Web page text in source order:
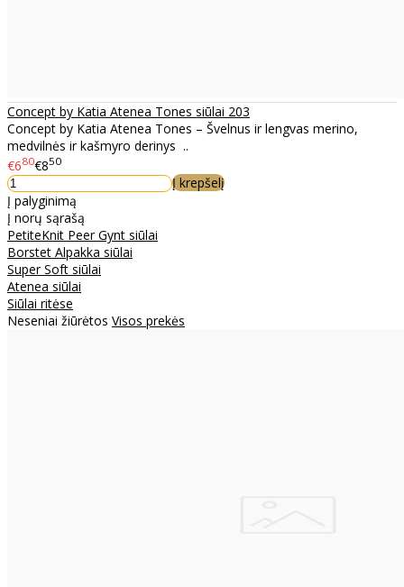
Concept by Katia Atenea Tones siūlai 203
Concept by Katia Atenea Tones – Švelnus ir lengvas merino,
medvilnės ir kašmyro derinys ..
€680€850
Į krepšelį
Į palyginimą
Į norų sąrašą
PetiteKnit Peer Gynt siūlai
Borstet Alpakka siūlai
Super Soft siūlai
Atenea siūlai
Siūlai ritėse
Neseniai žiūrėtos Visos prekės